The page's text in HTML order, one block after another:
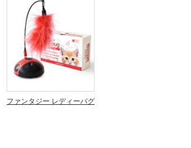
ファンタジー レディーバグ